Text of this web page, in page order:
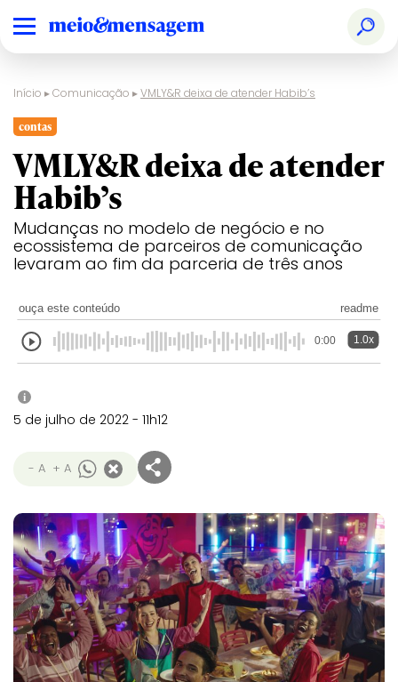
Início ▸Comunicação ▸VMLY&R deixa de atender Habib’s
contas
VMLY&R deixa de atender
Habib’s
Mudanças no modelo de negócio e no
ecossistema de parceiros de comunicação
levaram ao fim da parceria de três anos
ouça este conteúdo readme
0:00 1.0x
i
5 de julho de 2022 - 11h12
- A + A